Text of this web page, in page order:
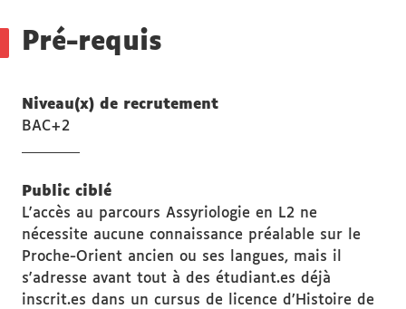
Pré-requis
Niveau(x) de recrutement
BAC+2
Public ciblé
L'accès au parcours Assyriologie en L2 ne
nécessite aucune connaissance préalable sur le
Proche-Orient ancien ou ses langues, mais il
s'adresse avant tout à des étudiant.es déjà
inscrit.es dans un cursus de licence d’Histoire de